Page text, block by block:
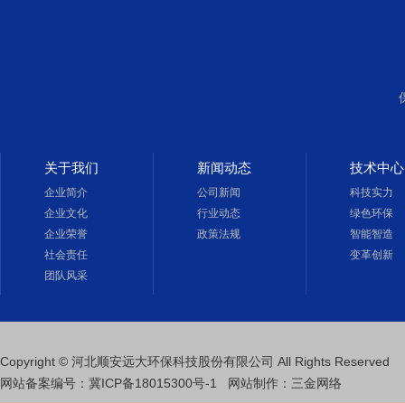
关于我们
企业简介
企业文化
企业荣誉
社会责任
团队风采
新闻动态
公司新闻
行业动态
政策法规
技术中心
科技实力
绿色环保
智能智造
变革创新
Copyright © 河北顺安远大环保科技股份有限公司 All Rights Reserved
网站备案编号： 冀ICP备18015300号-1 网站制作 ： 三金网络